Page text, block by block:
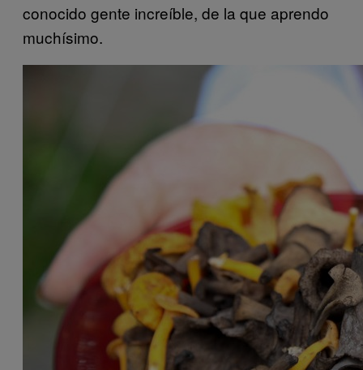
conocido gente increíble, de la que aprendo
muchísimo.